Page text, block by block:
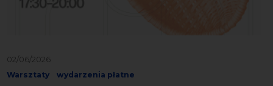
02/06/2026
Warsztaty wydarzenia płatne